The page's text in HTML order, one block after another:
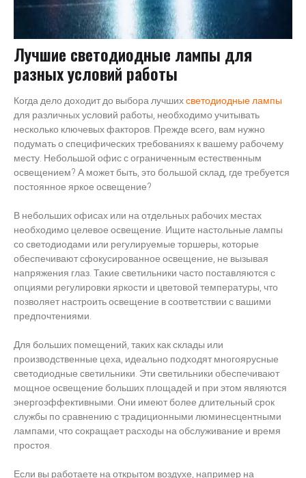
Лучшие светодиодные лампы для
разных условий работы
Когда дело доходит до выбора лучшихсветодиодные лампы
для различных условий работы, необходимо учитывать
несколько ключевых факторов. Прежде всего, вам нужно
подумать о специфических требованиях к вашему рабочему
месту. Небольшой офис с ограниченным естественным
освещением? А может быть, это большой склад, где требуется
постоянное яркое освещение?
В небольших офисах или на отдельных рабочих местах
необходимо целевое освещение. Ищите настольные лампы
со светодиодами или регулируемые торшеры, которые
обеспечивают сфокусированное освещение, не вызывая
напряжения глаз. Такие светильники часто поставляются с
опциями регулировки яркости и цветовой температуры, что
позволяет настроить освещение в соответствии с вашими
предпочтениями.
Для больших помещений, таких как склады или
производственные цеха, идеально подходят многоярусные
светодиодные светильники. Эти светильники обеспечивают
мощное освещение больших площадей и при этом являются
энергоэффективными. Они имеют более длительный срок
службы по сравнению с традиционными люминесцентными
лампами, что сокращает расходы на обслуживание и время
простоя.
Если вы работаете на открытом воздухе, например на